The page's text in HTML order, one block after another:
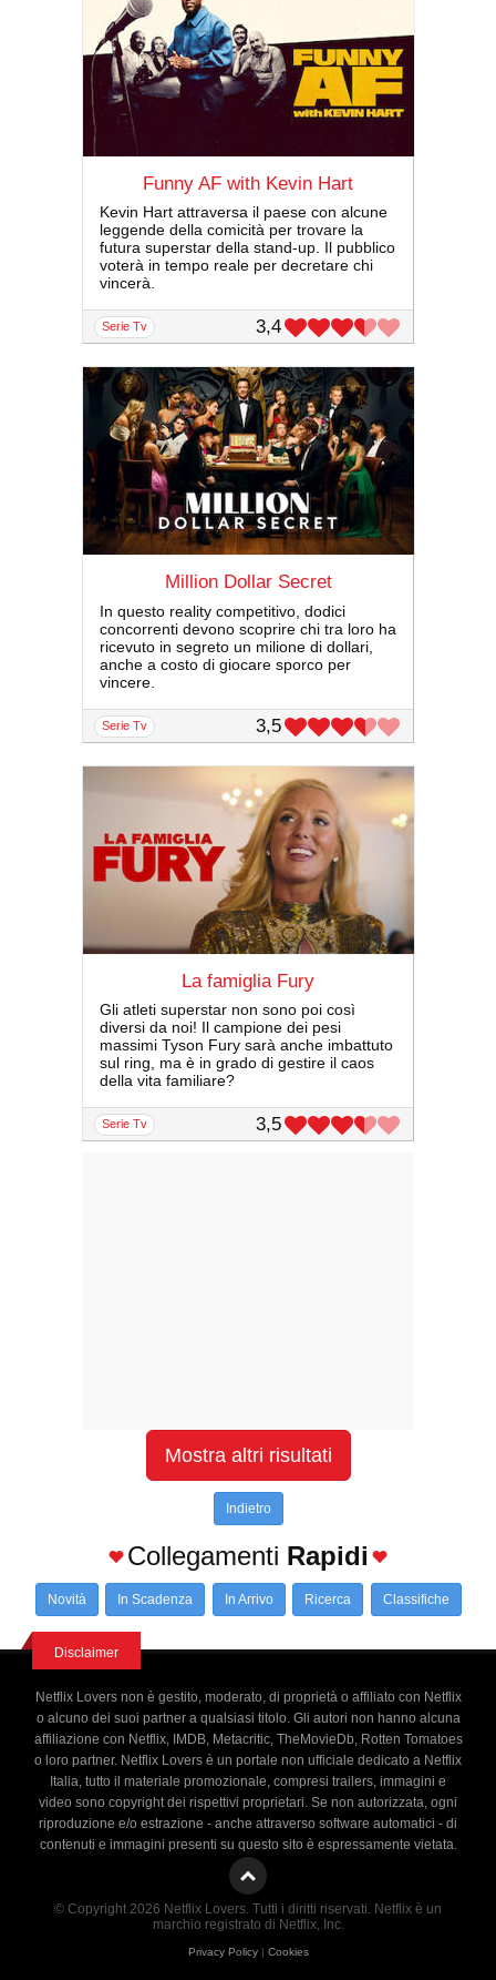
Funny AF with Kevin Hart
Kevin Hart attraversa il paese con alcune
leggende della comicità per trovare la
futura superstar della stand-up. Il pubblico
voterà in tempo reale per decretare chi
vincerà.
serie Tv 3,4
Million Dollar Secret
In questo reality competitivo, dodici
concorrenti devono scoprire chi tra loro ha
ricevuto in segreto un milione di dollari,
anche a costo di giocare sporco per
vincere.
serie Tv 3,5
La famiglia Fury
Gli atleti superstar non sono poi così
diversi da noi! Il campione dei pesi
massimi Tyson Fury sarà anche imbattuto
sul ring, ma è in grado di gestire il caos
della vita familiare?
serie Tv 3,5
Mostra altri risultati
Indietro
Collegamenti Rapidi
Novità In Scadenza In Arrivo Ricerca Classifiche
Disclaimer
Netflix Lovers non è gestito, moderato, di proprietà o affiliato con Netflix
o alcuno dei suoi partner a qualsiasi titolo. Gli autori non hanno alcuna
affiliazione con Netflix, IMDB, Metacritic, TheMovieDb, Rotten Tomatoes
o loro partner. Netflix Lovers è un portale non ufficiale dedicato a Netflix
Italia, tutto il materiale promozionale, compresi trailers, immagini e
video sono copyright dei rispettivi proprietari. Se non autorizzata, ogni
riproduzione e/o estrazione - anche attraverso software automatici - di
contenuti e immagini presenti su questo sito è espressamente vietata.
© Copyright 2026 Netflix Lovers. Tutti i diritti riservati. Netflix è un
marchio registrato di Netflix, Inc.
Privacy Policy| Cookies